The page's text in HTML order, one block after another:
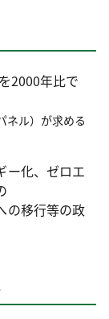
2000年比で
ネル）が求める
化、ゼロエ
移行等の政